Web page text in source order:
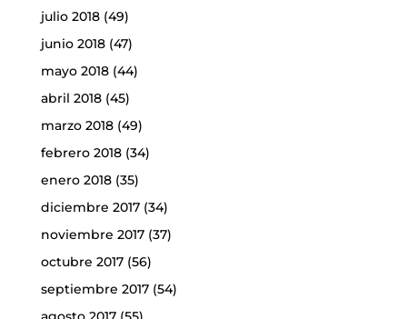
julio 2018(49)
junio 2018(47)
mayo 2018(44)
abril 2018(45)
marzo 2018(49)
febrero 2018(34)
enero 2018(35)
diciembre 2017(34)
noviembre 2017(37)
octubre 2017(56)
septiembre 2017(54)